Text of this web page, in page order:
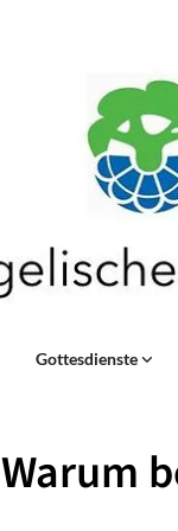
Gottesdienste
Warum